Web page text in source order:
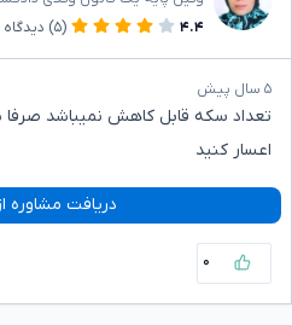
۴.۴
(۵) دیدگاه
۵ سال پیش
تعداد سکه قابل کاهش نمیباشد صرفا
اعسار کنید
دریافت مشاوره
۰